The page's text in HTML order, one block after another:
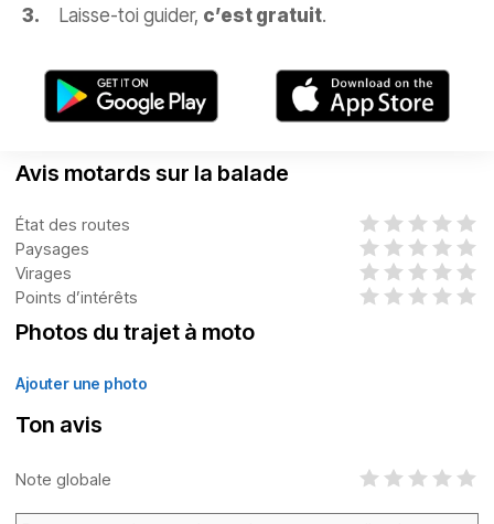
Laisse-toi guider, c’est gratuit.
Avis motards sur la balade
État des routes
Paysages
Virages
Points d’intérêts
Photos du trajet à moto
Ajouter une photo
Ton avis
Note globale